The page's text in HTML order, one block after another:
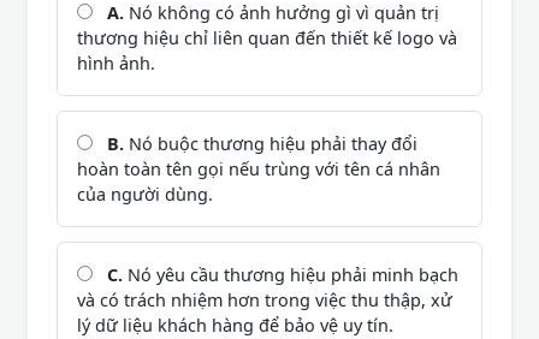
A. Nó không có ảnh hưởng gì vì quản trị
thương hiệu chỉ liên quan đến thiết kế logo và
hình ảnh.
B. Nó buộc thương hiệu phải thay đổi
hoàn toàn tên gọi nếu trùng với tên cá nhân
của người dùng.
C. Nó yêu cầu thương hiệu phải minh bạch
và có trách nhiệm hơn trong việc thu thập, xử
lý dữ liệu khách hàng để bảo vệ uy tín.